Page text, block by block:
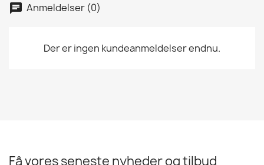
Anmeldelser (0)
Der er ingen kundeanmeldelser endnu.
Få vores seneste nyheder og tilbud